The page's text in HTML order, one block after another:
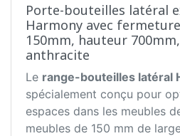
Porte-bouteilles latéral
Harmony avec
150mm, hauteur
anthracite
Le range-bouteilles latéral
spécialement conçu pour
espaces dans les meubles
meubles de 150 mm de